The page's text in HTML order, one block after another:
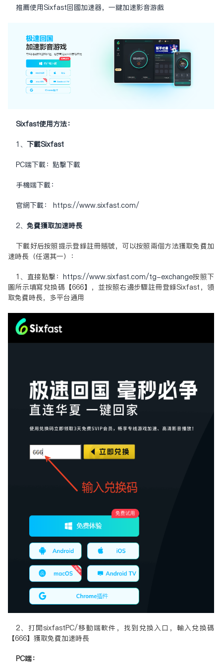
推荐使用Sixfast回国加速器，一键加速影音游戏
Sixfast使用方法：
1、 下载Sixfast
PC端下载： 点击下载
手机端下载：
官网下载： https://www.sixfast.com/
2、 免费获取加速时长
下载好后按照提示登录注册账号，可以按照两个方法获取免费加
速时长（任选其一）：
1、直接点击： https://www.sixfast.com/tg-exchange按照下
图所示填写兑换码【666】，并按照右边步骤注册登录Sixfast，领
取免费时长，多平台通用
2、打开sixfastPC/移动端软件，找到兑换入口，输入兑换码
【666】获取免费加速时长
PC端：